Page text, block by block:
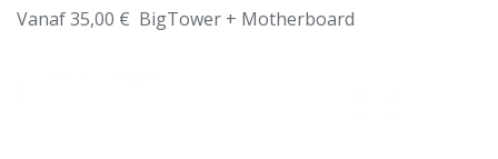
Vanaf 35,00 € BigTower + Motherboard